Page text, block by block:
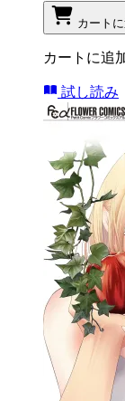
カート
カートに追
試し読み